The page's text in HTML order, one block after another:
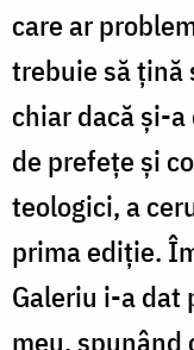
care ar
trebuie să țină
chiar dacă și-
de prefețe și
teologici, a
prima ediție.
Galeriu i-a
meu, spunând